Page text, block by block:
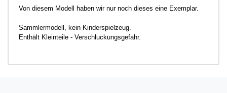
Von diesem Modell haben wir nur noch dieses eine Exemplar.
Sammlermodell, kein Kinderspielzeug.
Enthält Kleinteile - Verschluckungsgefahr.